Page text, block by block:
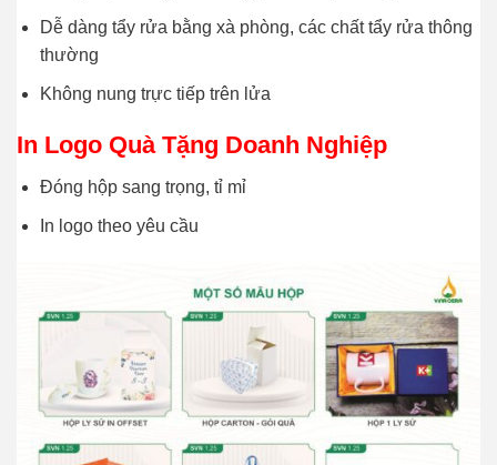
Dễ dàng tẩy rửa bằng xà phòng, các chất tẩy rửa thông
thường
Không nung trực tiếp trên lửa
In Logo Quà Tặng Doanh Nghiệp
Đóng hộp sang trọng, tỉ mỉ
In logo theo yêu cầu